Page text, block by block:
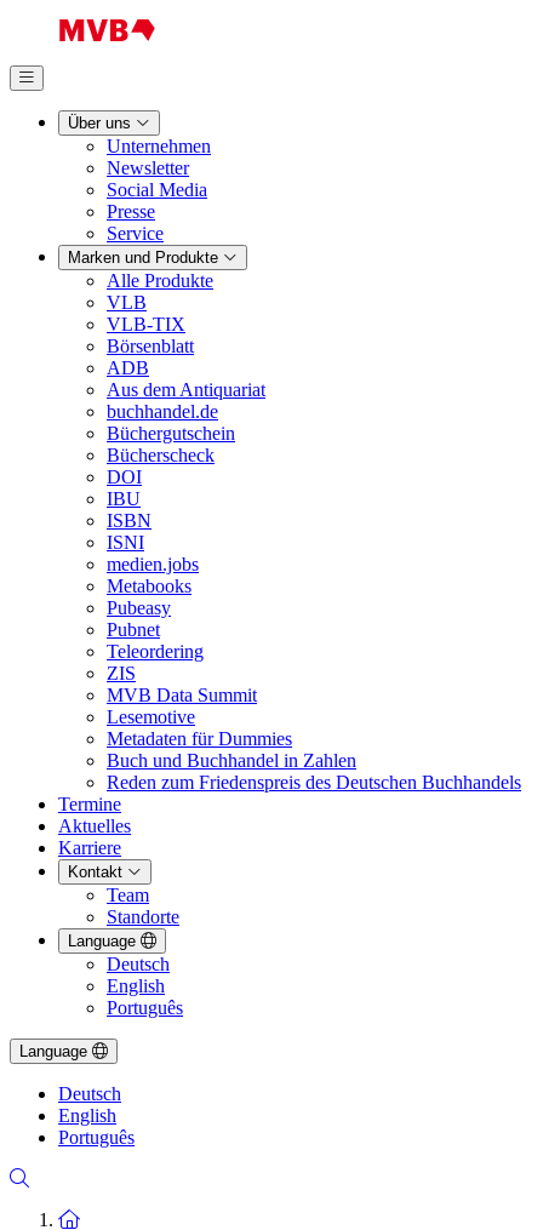
Über uns
Unternehmen
Newsletter
Social Media
Presse
Service
Marken und Produkte
Alle Produkte
VLB
VLB-TIX
Börsenblatt
ADB
Aus dem Antiquariat
buchhandel.de
Büchergutschein
Bücherscheck
DOI
IBU
ISBN
ISNI
medien.jobs
Metabooks
Pubeasy
Pubnet
Teleordering
ZIS
MVB Data Summit
Lesemotive
Metadaten für Dummies
Buch und Buchhandel in Zahlen
Reden zum Friedenspreis des Deutschen Buchhandels
Termine
Aktuelles
Karriere
Kontakt
Team
Standorte
Language
Deutsch
English
Português
Language
Deutsch
English
Português
Zur Startseite